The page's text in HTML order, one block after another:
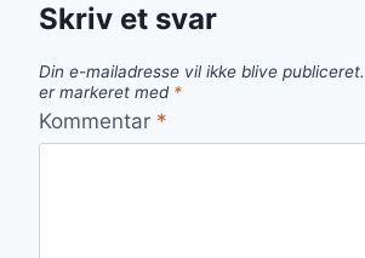
Skriv et svar
Din e-mailadresse vil ikke blive publiceret.
er markeret med *
Kommentar *